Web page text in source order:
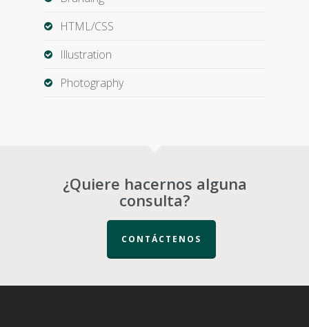
HTML/CSS
Illustration
Photography
¿Quiere hacernos alguna
consulta?
CONTÁCTENOS